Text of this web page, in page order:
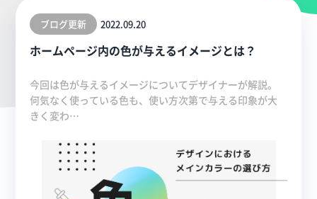
ブログ更新 2022.09.20
ホームページ内の色が与えるイメージとは？
今回は色が与えるイメージについてデザイナーが解説。
何気なく使っている色も、使い方次第で与える印象が大
きく変わ…